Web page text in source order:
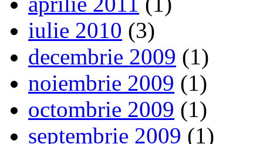
iulie 2010 (3)
decembrie 2009 (1)
noiembrie 2009 (1)
octombrie 2009 (1)
septembrie 2009 (1)